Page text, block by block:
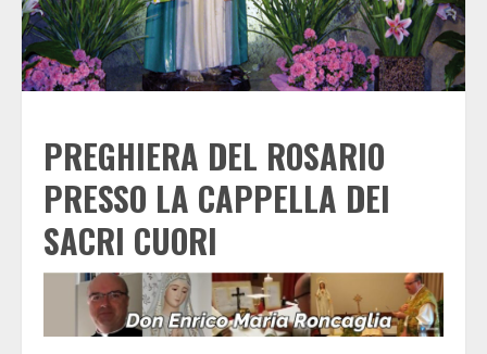
PREGHIERA DEL ROSARIO
PRESSO LA CAPPELLA DEI
SACRI CUORI